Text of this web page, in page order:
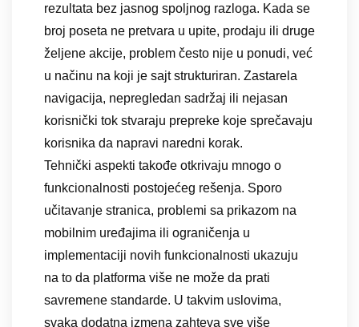
rezultata bez jasnog spoljnog razloga. Kada se
broj poseta ne pretvara u upite, prodaju ili druge
željene akcije, problem često nije u ponudi, već
u načinu na koji je sajt strukturiran. Zastarela
navigacija, nepregledan sadržaj ili nejasan
korisnički tok stvaraju prepreke koje sprečavaju
korisnika da napravi naredni korak.
Tehnički aspekti takođe otkrivaju mnogo o
funkcionalnosti postojećeg rešenja. Sporo
učitavanje stranica, problemi sa prikazom na
mobilnim uređajima ili ograničenja u
implementaciji novih funkcionalnosti ukazuju
na to da platforma više ne može da prati
savremene standarde. U takvim uslovima,
svaka dodatna izmena zahteva sve više